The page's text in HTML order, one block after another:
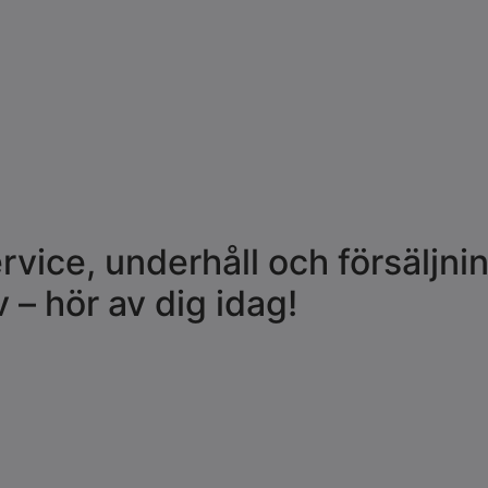
underhåll och
hör av dig idag!